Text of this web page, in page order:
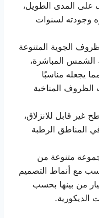
على المدى الطويل،
وجودته لسنوات
الجوية المتنوعة
الشمس المباشرة،
يجعله مناسبًا
الظروف المناخية
غير قابل للانزلاق،
المناطق الرطبة
متنوعة من
مع أنماط التصميم
من بينها بحسب
الديكورية.